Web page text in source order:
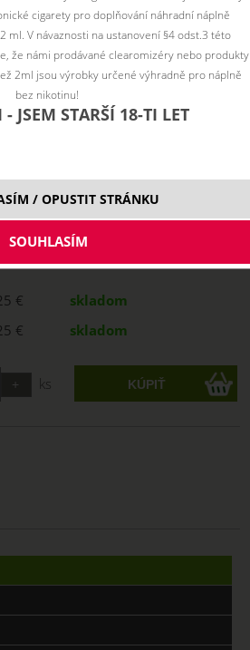
€
skladom
€ skladom
ks
cigarety pro doplňování náhradní náplně
ml. V návaznosti na ustanovení §4 odst.3 této
že námi prodávané clearomizéry nebo produkty
2ml jsou výrobky určené výhradně pro náplně
bez nikotinu!
JSEM STARŠÍ 18-TI LET
/ OPUSTIT STRÁNKU